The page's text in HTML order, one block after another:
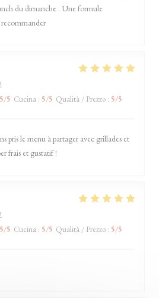
du dimanche . Une formule
5/5 Cucina : 5/5 Qualità / Prezzo : 5/5
pris le menu à partager avec grillades et
frais et gustatif !
5/5 Cucina : 5/5 Qualità / Prezzo : 5/5